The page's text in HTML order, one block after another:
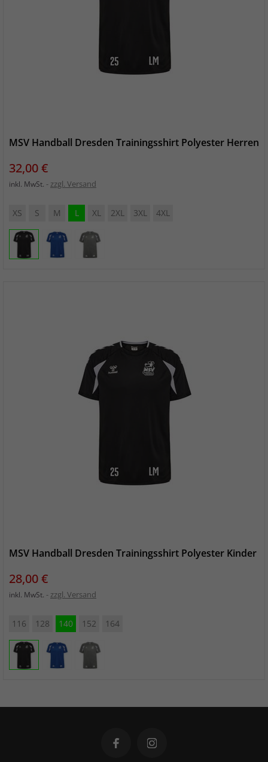
MSV Handball Dresden Trainingsshirt Polyester Herren
Preis
32,00 €
inkl. MwSt. zzgl. Versand
XS S M L XL 2XL 3XL 4XL
MSV Handball Dresden Trainingsshirt Polyester Kinder
Preis
28,00 €
inkl. MwSt. zzgl. Versand
116 128 140 152 164